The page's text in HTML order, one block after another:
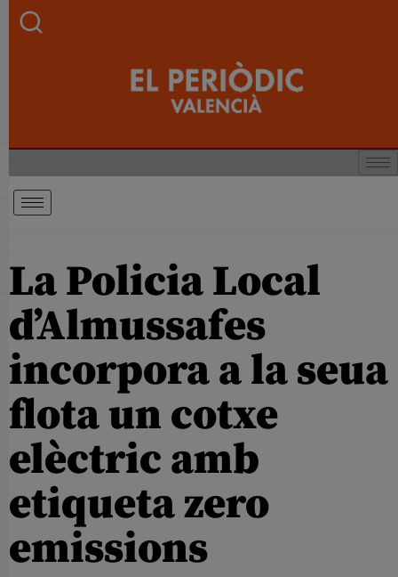
La Policia Local
d’Almussafes
incorpora a la seua
flota un cotxe
elèctric amb
etiqueta zero
emissions